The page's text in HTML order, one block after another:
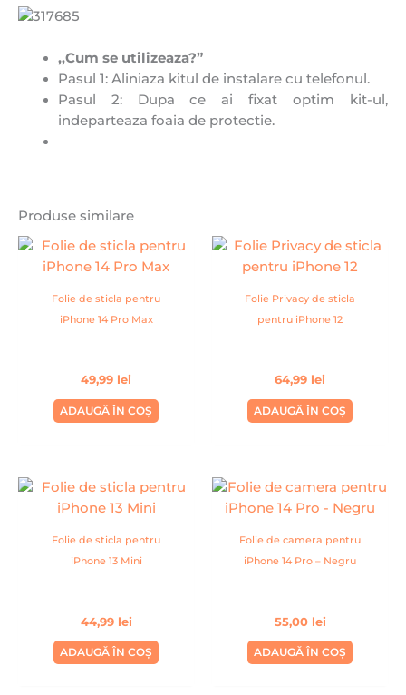
,,Cum se utilizeaza?”
Pasul 1: Aliniaza kitul de instalare cu telefonul.
Pasul 2: Dupa ce ai fixat optim kit-ul,
indeparteaza foaia de protectie.
Produse similare
Folie de sticla pentru
iPhone 14 Pro Max
49,99 lei
ADAUGĂ ÎN COȘ
Folie Privacy de sticla
pentru iPhone 12
64,99 lei
ADAUGĂ ÎN COȘ
Folie de sticla pentru
iPhone 13 Mini
44,99 lei
ADAUGĂ ÎN COȘ
Folie de camera pentru
iPhone 14 Pro – Negru
55,00 lei
ADAUGĂ ÎN COȘ